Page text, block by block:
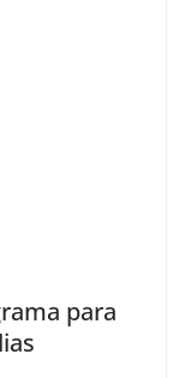
para